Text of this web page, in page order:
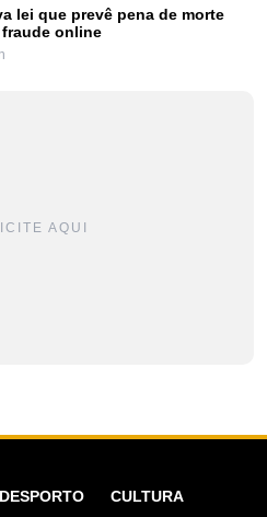
lei que prevê pena de morte
fraude online
AQUI
DESPORTO
CULTURA